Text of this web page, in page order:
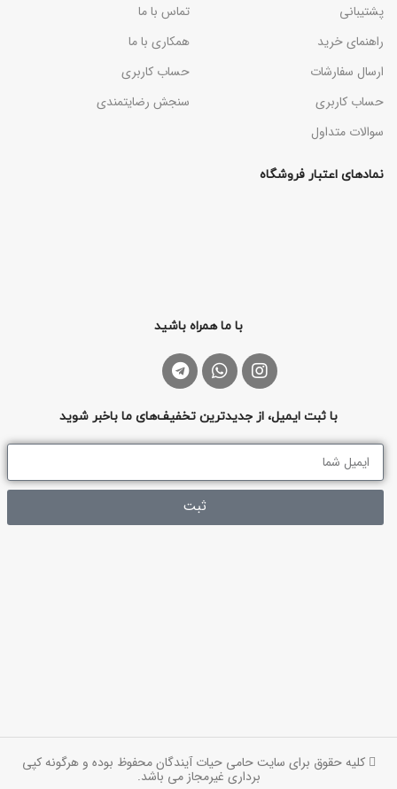
پشتیبانی
راهنمای خرید
ارسال سفارشات
حساب کاربری
سوالات متداول
تماس با ما
همکاری با ما
حساب کاربری
سنجش رضایتمندی
نمادهای اعتبار فروشگاه
با ما همراه باشید
با ثبت ایمیل، از جدیدترین تخفیف‌های ما باخبر شوید
ثبت
کلیه حقوق برای سایت حامی حیات آیندگان محفوظ بوده و هرگونه کپی
برداری غیرمجاز می باشد.